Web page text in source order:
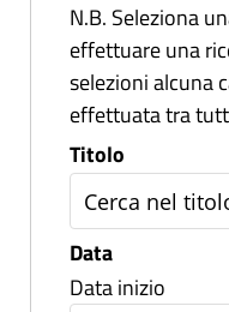
N.B. Seleziona
effettuare una
selezioni alcuna
effettuata tra
Titolo
Data
Data inizio